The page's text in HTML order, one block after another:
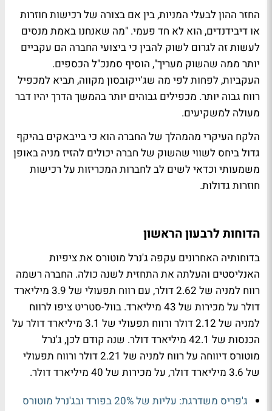
החזר ההון לבעלי המניות, בין אם בצורה של רכישות חוזרות
או דיבידנדים, הוא לא חד פעמי. "מה שאנחנו באמת מנסים
לעשות זה לגרום לשוק להבין כי ביצועי החברה הם עקביים
יותר ממה שהשוק מעריך", הוסיף סמנכ"ל הכספים.
העקביות, לפחות לפי מה שג'ייקובסון מקווה, תביא למכפיל
רווח גבוה יותר. מכפילים גבוהים יותר בהמשך הדרך יהיו דבר
מעולה למשקיעים.
הלקח העיקרי מהמהלך של החברה הוא כי בייבאקים בהיקף
גדול ביחס לשווי שהשוק של חברה יכולים להזיז מניה באופן
משמעותי וכדאי לשים לב לחברות המכריזות על רכישות
חוזרות גדולות.
הדוחות לרבעון הראשון
בדוחותיה האחרונים עקפה ג'נרל מוטורס את ציפיות
האנליסטים והעלתה את התחזית לשנה כולה. החברה רשמה
רווח למניה של 2.62 דולר, עם רווח תפעולי של 3.9 מיליארד
דולר על מכירות של 43 מיליארד. בוול-סטריט ציפו לרווח
למניה של 2.12 דולר ורווח תפעולי של 3.1 מיליארד דולר על
הכנסות של 42.1 מיליארד דולר. שנה קודם לכן, ג'נרל
מוטורס דיווחה על רווח למניה של 2.21 דולר ורווח תפעולי
של 3.6 מיליארד דולר, על מכירות של 40 מיליארד דולר.
ג'פריס משדרגת: עליות של 20% בפורד ובג'נרל מוטורס